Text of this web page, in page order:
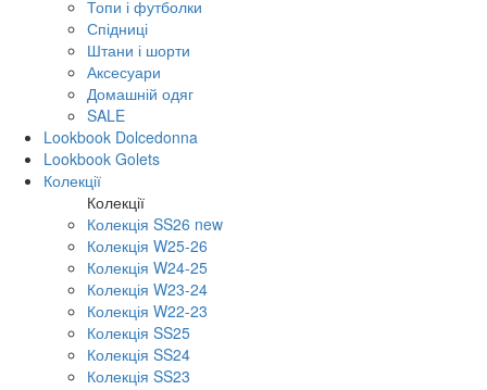
Топи і футболки
Спідниці
Штани і шорти
Аксесуари
Домашній одяг
SALE
Lookbook Dolcedonna
Lookbook Golets
Колекції
Колекції
Колекція SS26 new
Колекція W25-26
Колекція W24-25
Колекція W23-24
Колекція W22-23
Колекція SS25
Колекція SS24
Колекція SS23